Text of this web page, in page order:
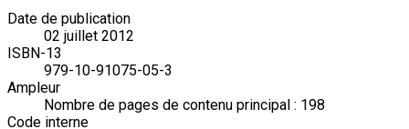
Date de publication
02 juillet 2012
ISBN-13
979-10-91075-05-3
Ampleur
Nombre de pages de contenu principal : 198
Code interne